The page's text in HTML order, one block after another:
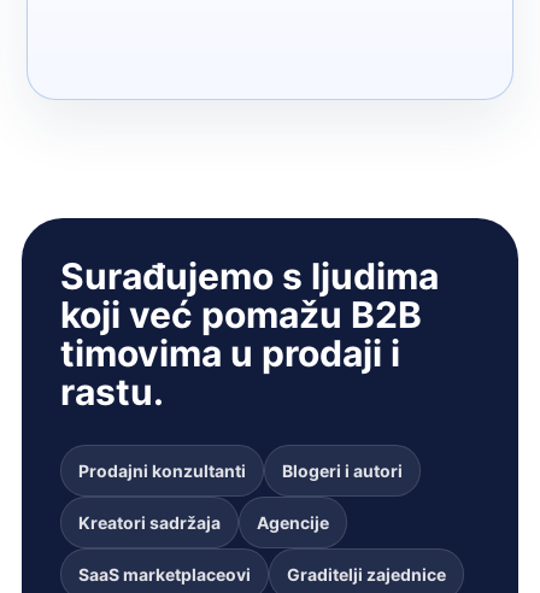
Surađujemo s ljudima
koji već pomažu B2B
timovima u prodaji i
rastu.
Prodajni konzultanti Blogeri i autori
Kreatori sadržaja Agencije
SaaS marketplaceovi Graditelji zajednice